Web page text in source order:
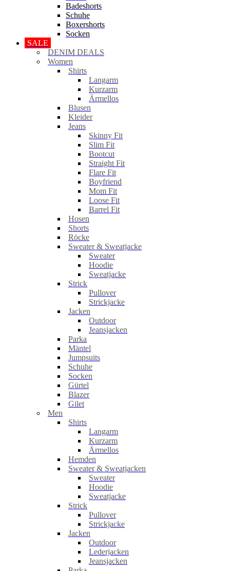
Badeshorts
Schuhe
Boxershorts
Socken
SALE
DENIM DEALS
Women
Shirts
Langarm
Kurzarm
Ärmellos
Blusen
Kleider
Jeans
Skinny Fit
Slim Fit
Bootcut
Straight Fit
Flare Fit
Boyfriend
Mom Fit
Loose Fit
Barrel Fit
Hosen
Shorts
Röcke
Sweater & Sweatjacke
Sweater
Hoodie
Sweatjacke
Strick
Pullover
Strickjacke
Jacken
Outdoor
Jeansjacken
Parka
Mäntel
Jumpsuits
Schuhe
Socken
Gürtel
Blazer
Gilet
Men
Shirts
Langarm
Kurzarm
Ärmellos
Hemden
Sweater & Sweatjacken
Sweater
Hoodie
Sweatjacke
Strick
Pullover
Strickjacke
Jacken
Outdoor
Lederjacken
Jeansjacken